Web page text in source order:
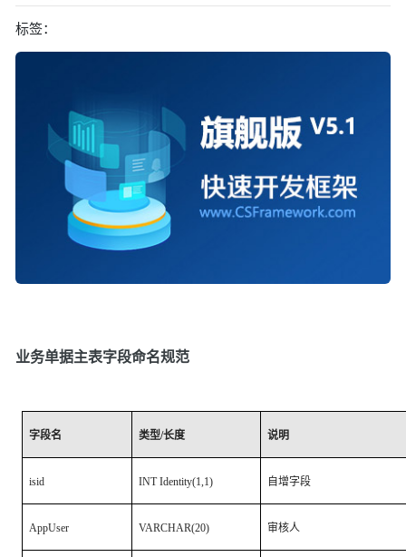
标签：
业务单据主表字段命名规范
字段名 类型/长度 说明
isid INT Identity(1,1) 自增字段
AppUser VARCHAR(20) 审核人